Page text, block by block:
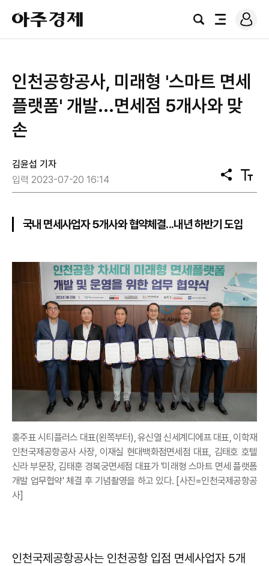
아
주
경
검
전
로
그
인천공항공사, 미래형 '스마트 면세
플랫폼' 개발...면세점 5개사와 맞
손
김윤섭 기자
입력 2023-07-20 16:14
공
유
텍
스
국내 면세사업자 5개사와 협약체결...내년 하반기 도입
홍주표 시티플러스 대표(왼쪽부터), 유신열 신세계디에프 대표, 이학재
인천국제공항공사 사장, 이재실 현대백화점면세점 대표, 김태호 호텔
신라 부문장, 김태훈 경복궁면세점 대표가 '미래형 스마트 면세 플랫폼
개발 업무협약' 체결 후 기념촬영을 하고 있다. [사진=인천국제공항공
사]
인천국제공항공사는 인천공항 입점 면세사업자 5개